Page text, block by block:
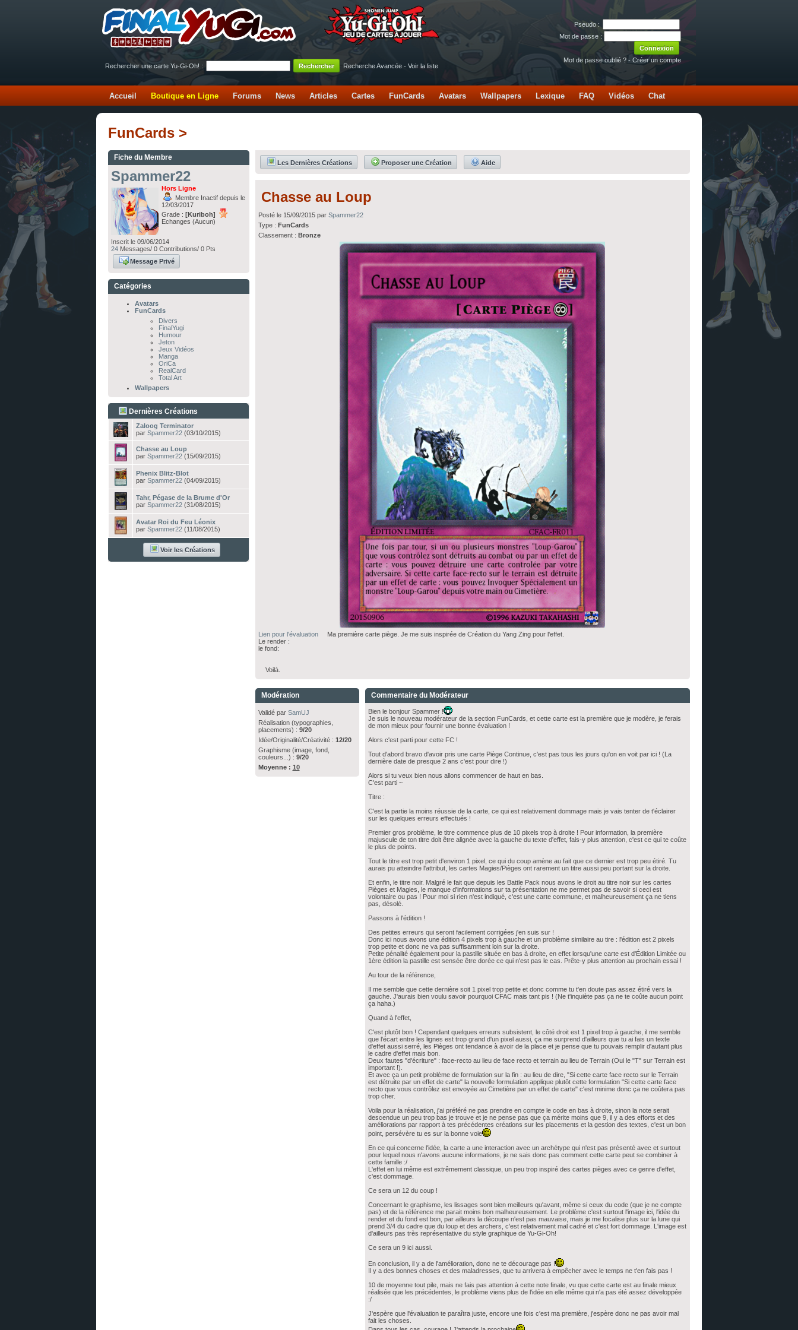
Pseudo :
Mot de passe :
Mot de passe oublié ? - Créer un compte
Rechercher une carte Yu-Gi-Oh! :
Recherche Avancée - Voir la liste
Accueil Boutique en Ligne Forums News Articles Cartes FunCards Avatars Wallpapers Lexique FAQ Vidéos Chat
FunCards >
Fiche du Membre
Spammer22
Hors Ligne
Membre Inactif depuis le
12/03/2017
Grade : [Kuriboh]
Echanges (Aucun)
Inscrit le 09/06/2014
24 Messages/ 0 Contributions/ 0 Pts
Message Privé
Catégories
Avatars
FunCards
Divers
FinalYugi
Humour
Jeton
Jeux Vidéos
Manga
OriCa
RealCard
Total Art
Wallpapers
Dernières Créations
Zaloog Terminator
par Spammer22 (03/10/2015)
Chasse au Loup
par Spammer22 (15/09/2015)
Phenix Blitz-Blot
par Spammer22 (04/09/2015)
Tahr, Pégase de la Brume d'Or
par Spammer22 (31/08/2015)
Avatar Roi du Feu Léonix
par Spammer22 (11/08/2015)
Voir les Créations
Les Dernières Créations Proposer une Création Aide
Chasse au Loup
Posté le 15/09/2015 par Spammer22
Type : FunCards
Classement : Bronze
Lien pour l'évaluationMa première carte piège. Je me suis inspirée de Création du Yang Zing pour l'effet.
Le render :
le fond:
Voilà.
Modération
Validé par SamUJ
Réalisation (typographies,
placements) : 9/20
Idée/Originalité/Créativité : 12/20
Graphisme (image, fond,
couleurs...) : 9/20
Moyenne : 10
Commentaire du Modérateur
Bien le bonjour Spammer !
Je suis le nouveau modérateur de la section FunCards, et cette carte est la première que je modère, je ferais
de mon mieux pour fournir une bonne évaluation !
Alors c'est parti pour cette FC !
Tout d'abord bravo d'avoir pris une carte Piège Continue, c'est pas tous les jours qu'on en voit par ici ! (La
dernière date de presque 2 ans c'est pour dire !)
Alors si tu veux bien nous allons commencer de haut en bas.
C'est parti ~
Titre :
C'est la partie la moins réussie de la carte, ce qui est relativement dommage mais je vais tenter de t'éclairer
sur les quelques erreurs effectués !
Premier gros problème, le titre commence plus de 10 pixels trop à droite ! Pour information, la première
majuscule de ton titre doit être alignée avec la gauche du texte d'effet, fais-y plus attention, c'est ce qui te coûte
le plus de points.
Tout le titre est trop petit d'environ 1 pixel, ce qui du coup amène au fait que ce dernier est trop peu étiré. Tu
aurais pu atteindre l'attribut, les cartes Magies/Pièges ont rarement un titre aussi peu portant sur la droite.
Et enfin, le titre noir. Malgré le fait que depuis les Battle Pack nous avons le droit au titre noir sur les cartes
Pièges et Magies, le manque d'informations sur ta présentation ne me permet pas de savoir si ceci est
volontaire ou pas ! Pour moi si rien n'est indiqué, c'est une carte commune, et malheureusement ça ne tiens
pas, désolé.
Passons à l'édition !
Des petites erreurs qui seront facilement corrigées j'en suis sur !
Donc ici nous avons une édition 4 pixels trop à gauche et un problème similaire au tire : l'édition est 2 pixels
trop petite et donc ne va pas suffisamment loin sur la droite.
Petite pénalité également pour la pastille située en bas à droite, en effet lorsqu'une carte est d'Édition Limitée ou
1ère édition la pastille est sensée être dorée ce qui n'est pas le cas. Prête-y plus attention au prochain essai !
Au tour de la référence,
Il me semble que cette dernière soit 1 pixel trop petite et donc comme tu t'en doute pas assez étiré vers la
gauche. J'aurais bien voulu savoir pourquoi CFAC mais tant pis ! (Ne t'inquiète pas ça ne te coûte aucun point
ça haha.)
Quand à l'effet,
C'est plutôt bon ! Cependant quelques erreurs subsistent, le côté droit est 1 pixel trop à gauche, il me semble
que l'écart entre les lignes est trop grand d'un pixel aussi, ça me surprend d'ailleurs que tu ai fais un texte
d'effet aussi serré, les Pièges ont tendance à avoir de la place et je pense que tu pouvais remplir d'autant plus
le cadre d'effet mais bon.
Deux fautes "d'écriture" : face-recto au lieu de face recto et terrain au lieu de Terrain (Oui le "T" sur Terrain est
important !).
Et avec ça un petit problème de formulation sur la fin : au lieu de dire, "Si cette carte face recto sur le Terrain
est détruite par un effet de carte" la nouvelle formulation applique plutôt cette formulation "Si cette carte face
recto que vous contrôlez est envoyée au Cimetière par un effet de carte" c'est minime donc ça ne coûtera pas
trop cher.
Voila pour la réalisation, j'ai préféré ne pas prendre en compte le code en bas à droite, sinon la note serait
descendue un peu trop bas je trouve et je ne pense pas que ça mérite moins que 9, il y a des efforts et des
améliorations par rapport à tes précédentes créations sur les placements et la gestion des textes, c'est un bon
point, persévère tu es sur la bonne voie
En ce qui concerne l'idée, la carte a une interaction avec un archétype qui n'est pas présenté avec et surtout
pour lequel nous n'avons aucune informations, je ne sais donc pas comment cette carte peut se combiner à
cette famille :/
L'effet en lui même est extrêmement classique, un peu trop inspiré des cartes pièges avec ce genre d'effet,
c'est dommage.
Ce sera un 12 du coup !
Concernant le graphisme, les lissages sont bien meilleurs qu'avant, même si ceux du code (que je ne compte
pas) et de la référence me parait moins bon malheureusement. Le problème c'est surtout l'image ici, l'idée du
render et du fond est bon, par ailleurs la découpe n'est pas mauvaise, mais je me focalise plus sur la lune qui
prend 3/4 du cadre que du loup et des archers, c'est relativement mal cadré et c'est fort dommage. L'image est
d'ailleurs pas très représentative du style graphique de Yu-Gi-Oh!
Ce sera un 9 ici aussi.
En conclusion, il y a de l'amélioration, donc ne te décourage pas !
Il y a des bonnes choses et des maladresses, que tu arrivera à empêcher avec le temps ne t'en fais pas !
10 de moyenne tout pile, mais ne fais pas attention à cette note finale, vu que cette carte est au finale mieux
réalisée que les précédentes, le problème viens plus de l'idée en elle même qui n'a pas été assez développée
:/
J'espère que l'évaluation te paraîtra juste, encore une fois c'est ma première, j'espère donc ne pas avoir mal
fait les choses.